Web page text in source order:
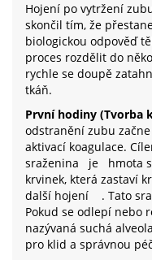
Hojení po vytržení
skončil tím, že
biologickou odpověď
proces rozdělit do
rychle se doupě
tkáň.
První hodiny (Tvorba
odstranění zubu
aktivací koagulace.
sraženina
je
hmota
krvinek, která zastaví
další hojení
. Tato
Pokud se odlepí nebo
nazývaná suchá
pro klid a správnou